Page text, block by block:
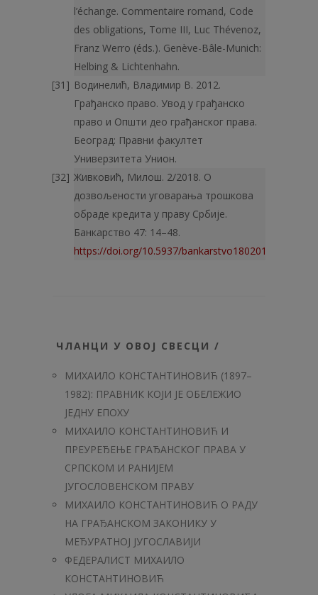
l’échange. Commentaire romand, Code
des obligations, Tome III, Luc Thévenoz,
Franz Werro (éds.). Genève-Bâle-Munich:
Helbing & Lichtenhahn.
Водинелић, Владимир В. 2012.
Грађанско право. Увод у грађанско
право и Општи део грађанског права.
Београд: Правни факултет
Универзитета Унион.
Живковић, Милош. 2/2018. О
дозвољености уговарања трошкова
обраде кредита у праву Србије.
Банкарство 47: 14–48.
https://doi.org/10.5937/bankarstvo1802014Z
ЧЛАНЦИ У ОВОЈ СВЕСЦИ /
МИХАИЛО КОНСТАНТИНОВИЋ (1897–
1982): ПРАВНИК КОЈИ ЈЕ ОБЕЛЕЖИО
ЈЕДНУ ЕПОХУ
МИХАИЛО КОНСТАНТИНОВИЋ И
ПРЕУРЕЂЕЊЕ ГРАЂАНСКОГ ПРАВА У
СРПСКОМ И РАНИЈЕМ
ЈУГОСЛОВЕНСКОМ ПРАВУ
МИХАИЛО КОНСТАНТИНОВИЋ О РАДУ
НА ГРАЂАНСКОМ ЗАКОНИКУ У
МЕЂУРАТНОЈ ЈУГОСЛАВИЈИ
ФЕДЕРАЛИСТ МИХАИЛО
КОНСТАНТИНОВИЋ